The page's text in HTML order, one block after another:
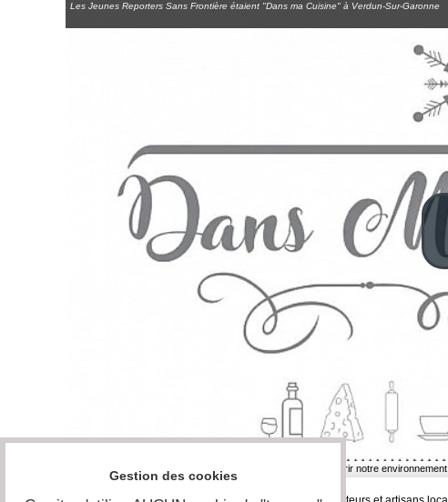
Les Jeunes Reporters Sans Frontière étaient "Dans ma Cuisine" à Verdun-Sur-Garonne
| Reportage | 4- Ateliers extra-scolaires | Découvrir notre environnement
Gestion des cookies